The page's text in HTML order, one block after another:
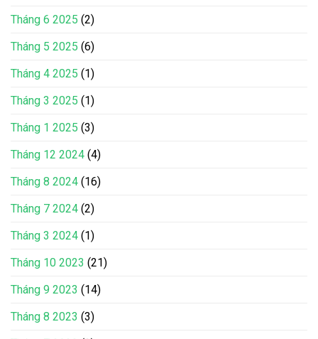
Tháng 6 2025 (2)
Tháng 5 2025 (6)
Tháng 4 2025 (1)
Tháng 3 2025 (1)
Tháng 1 2025 (3)
Tháng 12 2024 (4)
Tháng 8 2024 (16)
Tháng 7 2024 (2)
Tháng 3 2024 (1)
Tháng 10 2023 (21)
Tháng 9 2023 (14)
Tháng 8 2023 (3)